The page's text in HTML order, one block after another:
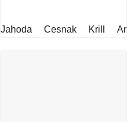
Jahoda Cesnak Krill